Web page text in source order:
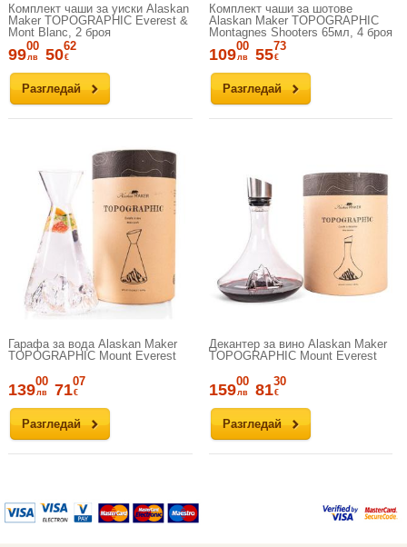
Комплект чаши за уиски Alaskan
Maker TOPOGRAPHIC Everest &
Mont Blanc, 2 броя
Разгледай
9900
лв 5062
€
Комплект чаши за шотове
Alaskan Maker TOPOGRAPHIC
Montagnes Shooters 65мл, 4 броя
Разгледай
10900
лв 5573
€
Гарафа за вода Alaskan Maker
TOPOGRAPHIC Mount Everest
Разгледай
13900
лв 7107
€
Декантер за вино Alaskan Maker
TOPOGRAPHIC Mount Everest
Разгледай
15900
лв 8130
€